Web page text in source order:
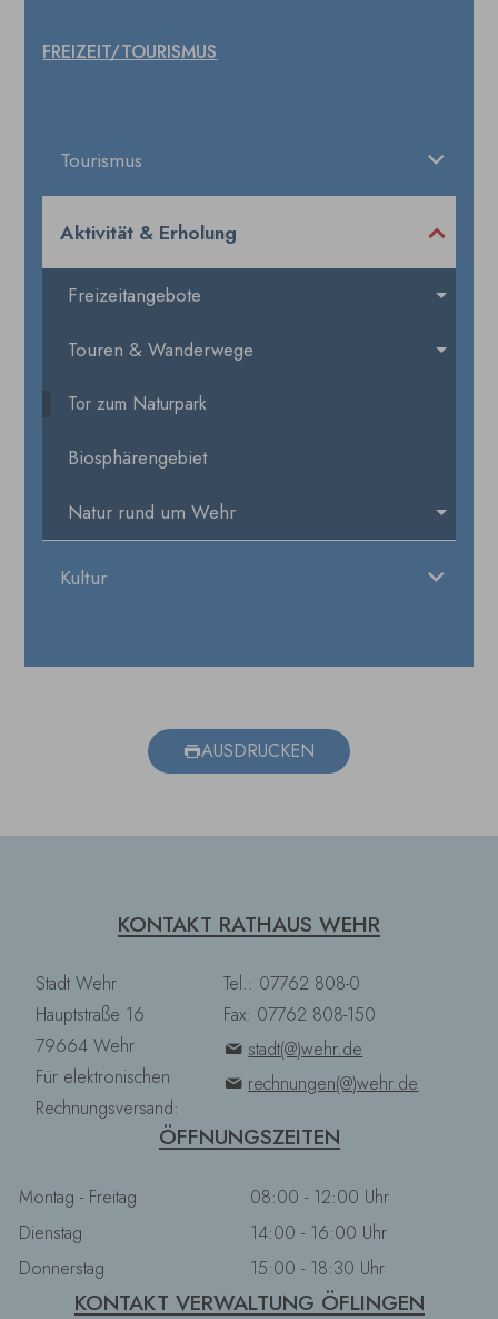
FREIZEIT/TOURISMUS
Tourismus
Aktivität & Erholung
Freizeitangebote
Touren & Wanderwege
Tor zum Naturpark
Biosphärengebiet
Natur rund um Wehr
Kultur
AUSDRUCKEN
KONTAKT RATHAUS WEHR
Stadt Wehr
Hauptstraße 16
79664 Wehr
Für elektronischen
Rechnungsversand:
Tel.: 07762 808-0
Fax: 07762 808-150
stadt(@)wehr.de
rechnungen(@)wehr.de
ÖFFNUNGSZEITEN
Montag - Freitag
Dienstag
Donnerstag
08:00 - 12:00 Uhr
14:00 - 16:00 Uhr
15:00 - 18:30 Uhr
KONTAKT VERWALTUNG ÖFLINGEN